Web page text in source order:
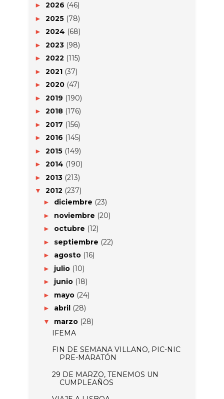
► 2026 (46)
► 2025 (78)
► 2024 (68)
► 2023 (98)
► 2022 (115)
► 2021 (37)
► 2020 (47)
► 2019 (190)
► 2018 (176)
► 2017 (156)
► 2016 (145)
► 2015 (149)
► 2014 (190)
► 2013 (213)
▼ 2012 (237)
► diciembre (23)
► noviembre (20)
► octubre (12)
► septiembre (22)
► agosto (16)
► julio (10)
► junio (18)
► mayo (24)
► abril (28)
▼ marzo (28)
IFEMA
FIN DE SEMANA VILLANO, PIC-NIC
PRE-MARATÓN
29 DE MARZO, TENEMOS UN
CUMPLEAÑOS